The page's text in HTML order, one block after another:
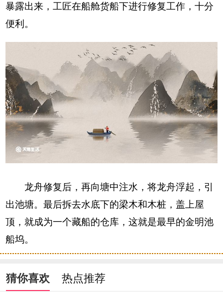
暴露出来，工匠在船舱货船下进行修复工作，十分
便利。
龙舟修复后，再向塘中注水，将龙舟浮起，引
出池塘。最后拆去水底下的梁木和木桩，盖上屋
顶，就成为一个藏船的仓库，这就是最早的金明池
船坞。
猜你喜欢 热点推荐